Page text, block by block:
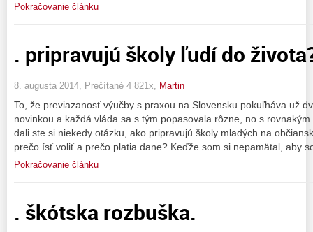
Pokračovanie článku
. pripravujú školy ľudí do
8. augusta 2014, Prečítané 4 821x, Martin
To, že previazanosť výučby s praxou na Slovensku pokuľháva už
novinkou a každá vláda sa s tým popasovala rôzne, no s
dali ste si niekedy otázku, ako pripravujú školy mladých na
prečo ísť voliť a prečo platia dane? Keďže som si nepamätal, aby
Pokračovanie článku
. škótska rozbuška.